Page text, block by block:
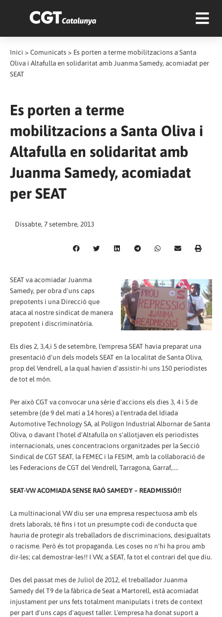
Inici > Comunicats > Es porten a terme mobilitzacions a Santa
Oliva i Altafulla en solidaritat amb Juanma Samedy, acomiadat per
SEAT
Es porten a terme
mobilitzacions a Santa Oliva i
Altafulla en solidaritat amb
Juanma Samedy, acomiadat
per SEAT
Dissabte, 7 setembre, 2013
SEAT va acomiadar Juanma
Samedy, per obra d'uns caps
prepotents i una Direcció que
ataca al nostre sindicat de manera
prepotent i discriminatòria.
Els dies 2, 3,4,i 5 de setembre, l'empresa SEAT havia preparat una
presentació d'un dels models SEAT en la localitat de Santa Oliva,
prop del Vendrell, a la qual havien d'assistir-hi uns 150 periodistes
de tot el món.
Per això CGT va convocar una sèrie d'accions els dies 3, 4 i 5 de
setembre (de 9 del matí a 14 hores) a l'entrada del Idiada
Automotive Technology SA, al Polígon Industrial Albornar de Santa
Oliva, o davant l'hotel d'Altafulla on s'allotjaven els periodistes
internacionals, unes concentracions organitzades per la Secció
Sindical de CGT SEAT, la FEMEC i la FESIM, amb la col·laboració de
les Federacions de CGT del Vendrell, Tarragona, Garraf,....
SEAT-VW ACOMIADA SENSE RAÓ SAMEDY – READMISSIÓ!!
La multinacional VW diu ser una empresa respectuosa amb els
drets laborals, té fins i tot un presumpte codi de conducta que
hauria de protegir als treballadors de discriminacions, desigualtats
o racisme. Però és tot propaganda. Les coses no n'hi ha prou amb
dir-les; cal demostrar-les!! I VW, a SEAT, fa tot el contrari del que diu.
Des del passat mes de Juliol de 2012, el treballador Juanma
Samedy del T9 de la fàbrica de Seat a Martorell, està acomiadat
injustament per uns fets totalment manipulats i trets de context
per part d'uns caps d'aquest taller. L'empresa ha donat suport a